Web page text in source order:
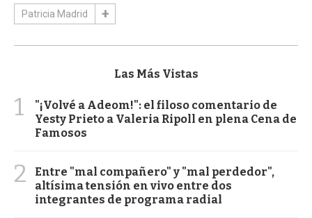
Patricia Madrid
Las Más Vistas
1
"¡Volvé a Adeom!": el filoso comentario de
Yesty Prieto a Valeria Ripoll en plena Cena de
Famosos
2
Entre "mal compañero" y "mal perdedor",
altísima tensión en vivo entre dos
integrantes de programa radial